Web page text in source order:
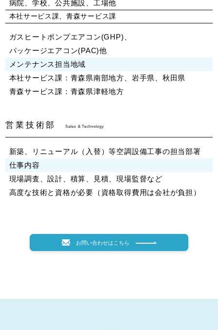
病院、学校、公共施設、工場他
本社サービス課、青森サービス課
ガスヒートポンプエアコン(GHP)、
パッケージエアコン(PAC)他
メンテナンス担当地域
本社サービス課：青森県南部地方、岩手県、秋田県
青森サービス課：青森県津軽地方
営業技術部 Sales & Technology
新築、リニューアル（入替）等空調設備工事の担当部署
仕事内容
現場調査、設計、積算、見積、現場監督など
高度な技術と資格が必要（資格取得費用は会社が負担）
お問い合わせはこちら